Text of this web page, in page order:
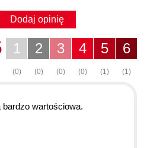
Dodaj opinię
6
(1)
5
(1)
4
(0)
3
(0)
2
(0)
1
(0)
wartościowa.